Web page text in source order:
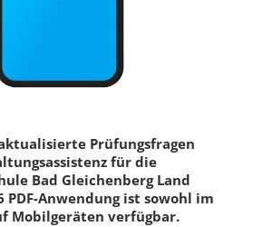
Prüfungsfragen
für die
Bad Gleichenberg Land
PDF-Anwendung ist sowohl im
Mobilgeräten verfügbar.